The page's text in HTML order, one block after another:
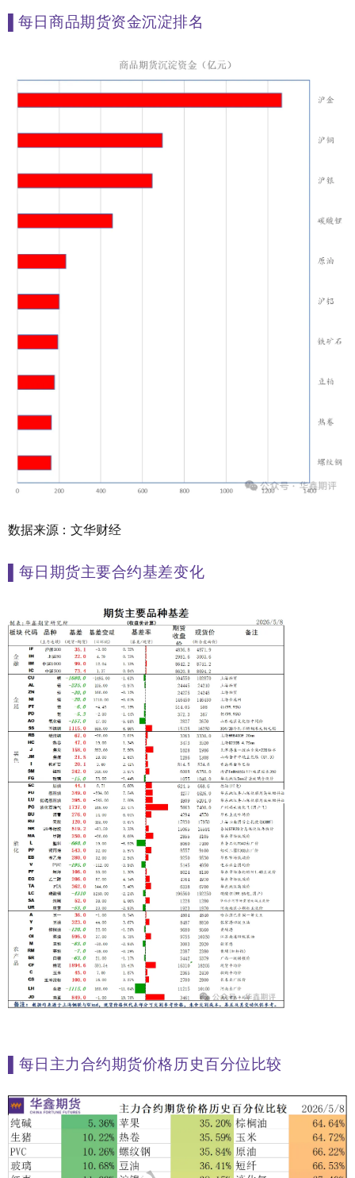
每日商品期货资金沉淀排名
数据来源：文华财经
每日期货主要合约基差变化
每日主力合约期货价格历史百分位比较